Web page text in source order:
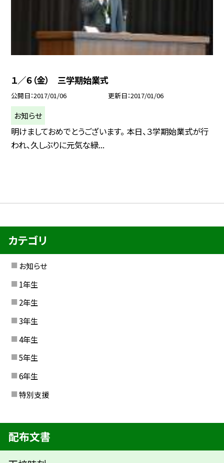
１／６（金） 三学期始業式
公開日 2017/01/06 更新日 2017/01/06
お知らせ
明けましておめでとうございます。 本日、３学期始業式が行
われ、久しぶりに元気な緑...
カテゴリ
お知らせ
1年生
2年生
3年生
4年生
5年生
6年生
特別支援
配布文書